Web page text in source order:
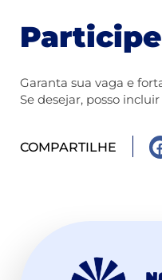
Garanta sua vaga e
Se desejar, posso
COMPARTILHE